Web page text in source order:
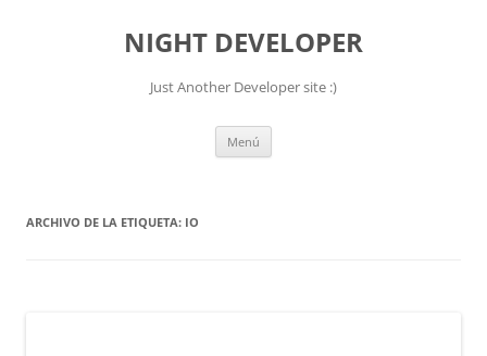
NIGHT DEVELOPER
Just Another Developer site :)
Menú
ARCHIVO DE LA ETIQUETA: IO